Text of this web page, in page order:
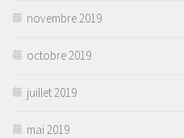
novembre 2019
octobre 2019
juillet 2019
mai 2019